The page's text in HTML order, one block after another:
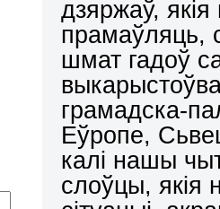
дзяржаў,
прамаўляць,
шмат гадоў
грамадска-
Еўропе,
калі нашы
слоўцы, якія